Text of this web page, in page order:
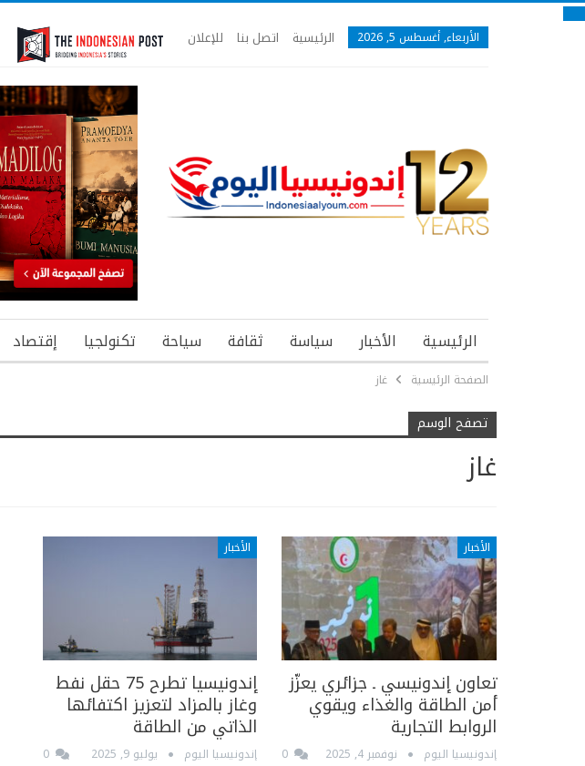
الأربعاء, أغسطس 5, 2026 الرئيسية اتصل بنا للإعلان
الرئيسية الأخبار سياسة ثقافة سياحة تكنولجيا إقتصاد
الصفحة الرئيسية غاز
تصفح الوسم
غاز
الأخبار
تعاون إندونيسي ـ جزائري يعزّز
أمن الطاقة والغذاء ويقوي
الروابط التجارية
إندونيسيا اليوم نوفمبر 4, 2025
الأخبار
إندونيسيا تطرح 75 حقل نفط
وغاز بالمزاد لتعزيز اكتفائها
الذاتي من الطاقة
إندونيسيا اليوم يوليو 9, 2025 0